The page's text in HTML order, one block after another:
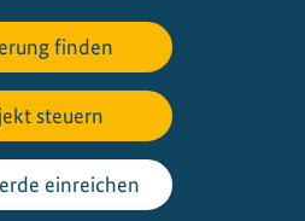
v
e
r
s
i
t
ä
finden
steuern
einreichen